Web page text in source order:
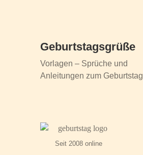
Geburtstagsgrüße
Vorlagen – Sprüche und
Anleitungen zum Geburtstag
Seit 2008 online